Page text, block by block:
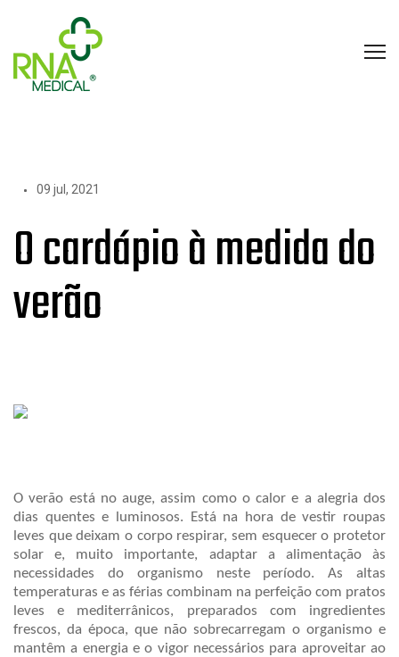
09 jul, 2021
O cardápio à medida do
verão
O verão está no auge, assim como o calor e a alegria dos
dias quentes e luminosos. Está na hora de vestir roupas
leves que deixam o corpo respirar, sem esquecer o protetor
solar e, muito importante, adaptar a alimentação às
necessidades do organismo neste período. As altas
temperaturas e as férias combinam na perfeição com pratos
leves e mediterrânicos, preparados com ingredientes
frescos, da época, que não sobrecarregam o organismo e
mantêm a energia e o vigor necessários para aproveitar ao